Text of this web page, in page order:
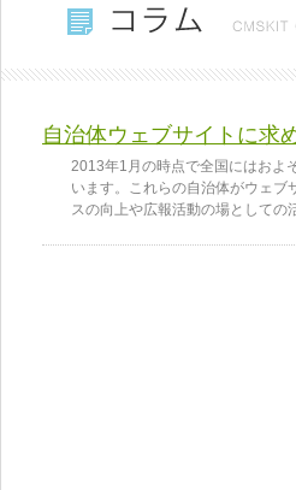
自治体ウェブサイトに求
2013年1月の時点で全国にはおよ
います。これらの自治体がウェ
スの向上や広報活動の場としての